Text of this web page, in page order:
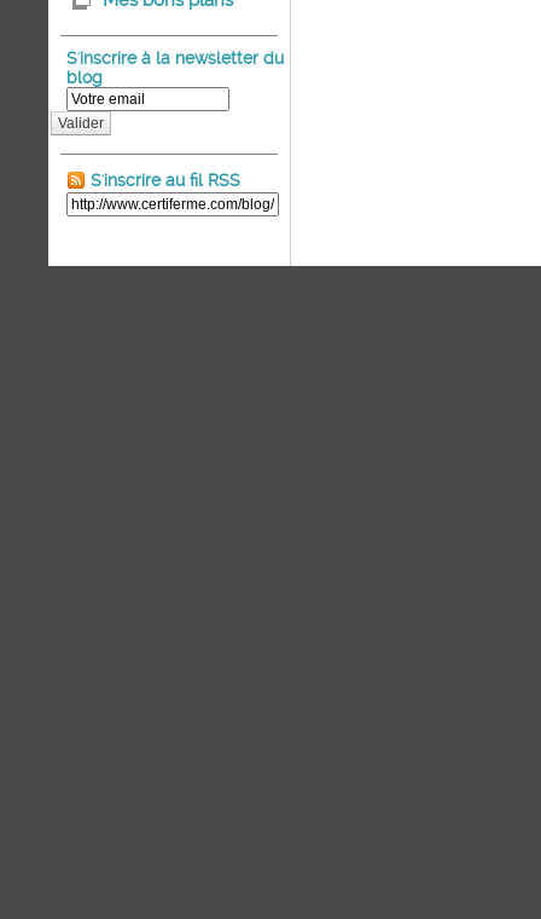
S'inscrire à la newsletter du
blog
Valider
S'inscrire au fil RSS